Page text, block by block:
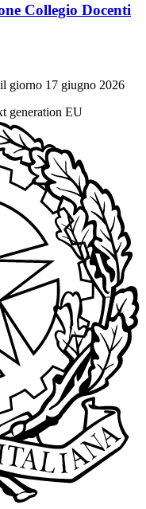
Collegio Docenti
giorno 17 giugno 2026